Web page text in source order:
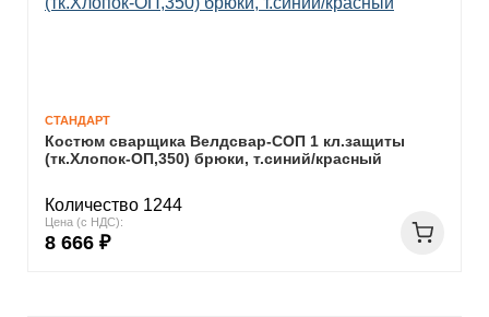
СТАНДАРТ
Костюм сварщика Велдсвар-СОП 1 кл.защиты
(тк.Хлопок-ОП,350) брюки, т.синий/красный
Количество 1244
Цена (с НДС):
8 666 ₽